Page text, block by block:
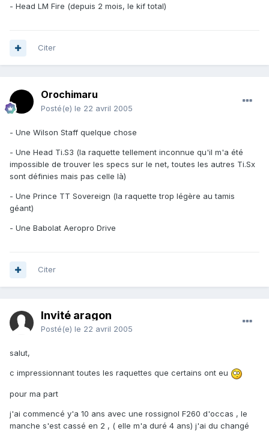
- Head LM Fire (depuis 2 mois, le kif total)
Citer
Orochimaru
Posté(e) le 22 avril 2005
- Une Wilson Staff quelque chose
- Une Head Ti.S3 (la raquette tellement inconnue qu'il m'a été
impossible de trouver les specs sur le net, toutes les autres Ti.Sx
sont définies mais pas celle là)
- Une Prince TT Sovereign (la raquette trop légère au tamis
géant)
- Une Babolat Aeropro Drive
Citer
Invité aragon
Posté(e) le 22 avril 2005
salut,
c impressionnant toutes les raquettes que certains ont eu
pour ma part
j'ai commencé y'a 10 ans avec une rossignol F260 d'occas , le
manche s'est cassé en 2 , ( elle m'a duré 4 ans) j'ai du changé